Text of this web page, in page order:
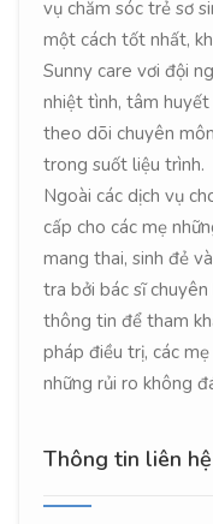
vụ chăm sóc trẻ sơ
một cách tốt nhất,
Sunny care vơi đội
nhiệt tình, tâm
theo dõi chuyên
trong suốt liệu trình.
Ngoài các dịch vụ
cấp cho các mẹ
mang thai, sinh đẻ
tra bởi bác sĩ chuyên
thông tin để tham
pháp điều trị, các
những rủi ro không
Thông tin liên hệ